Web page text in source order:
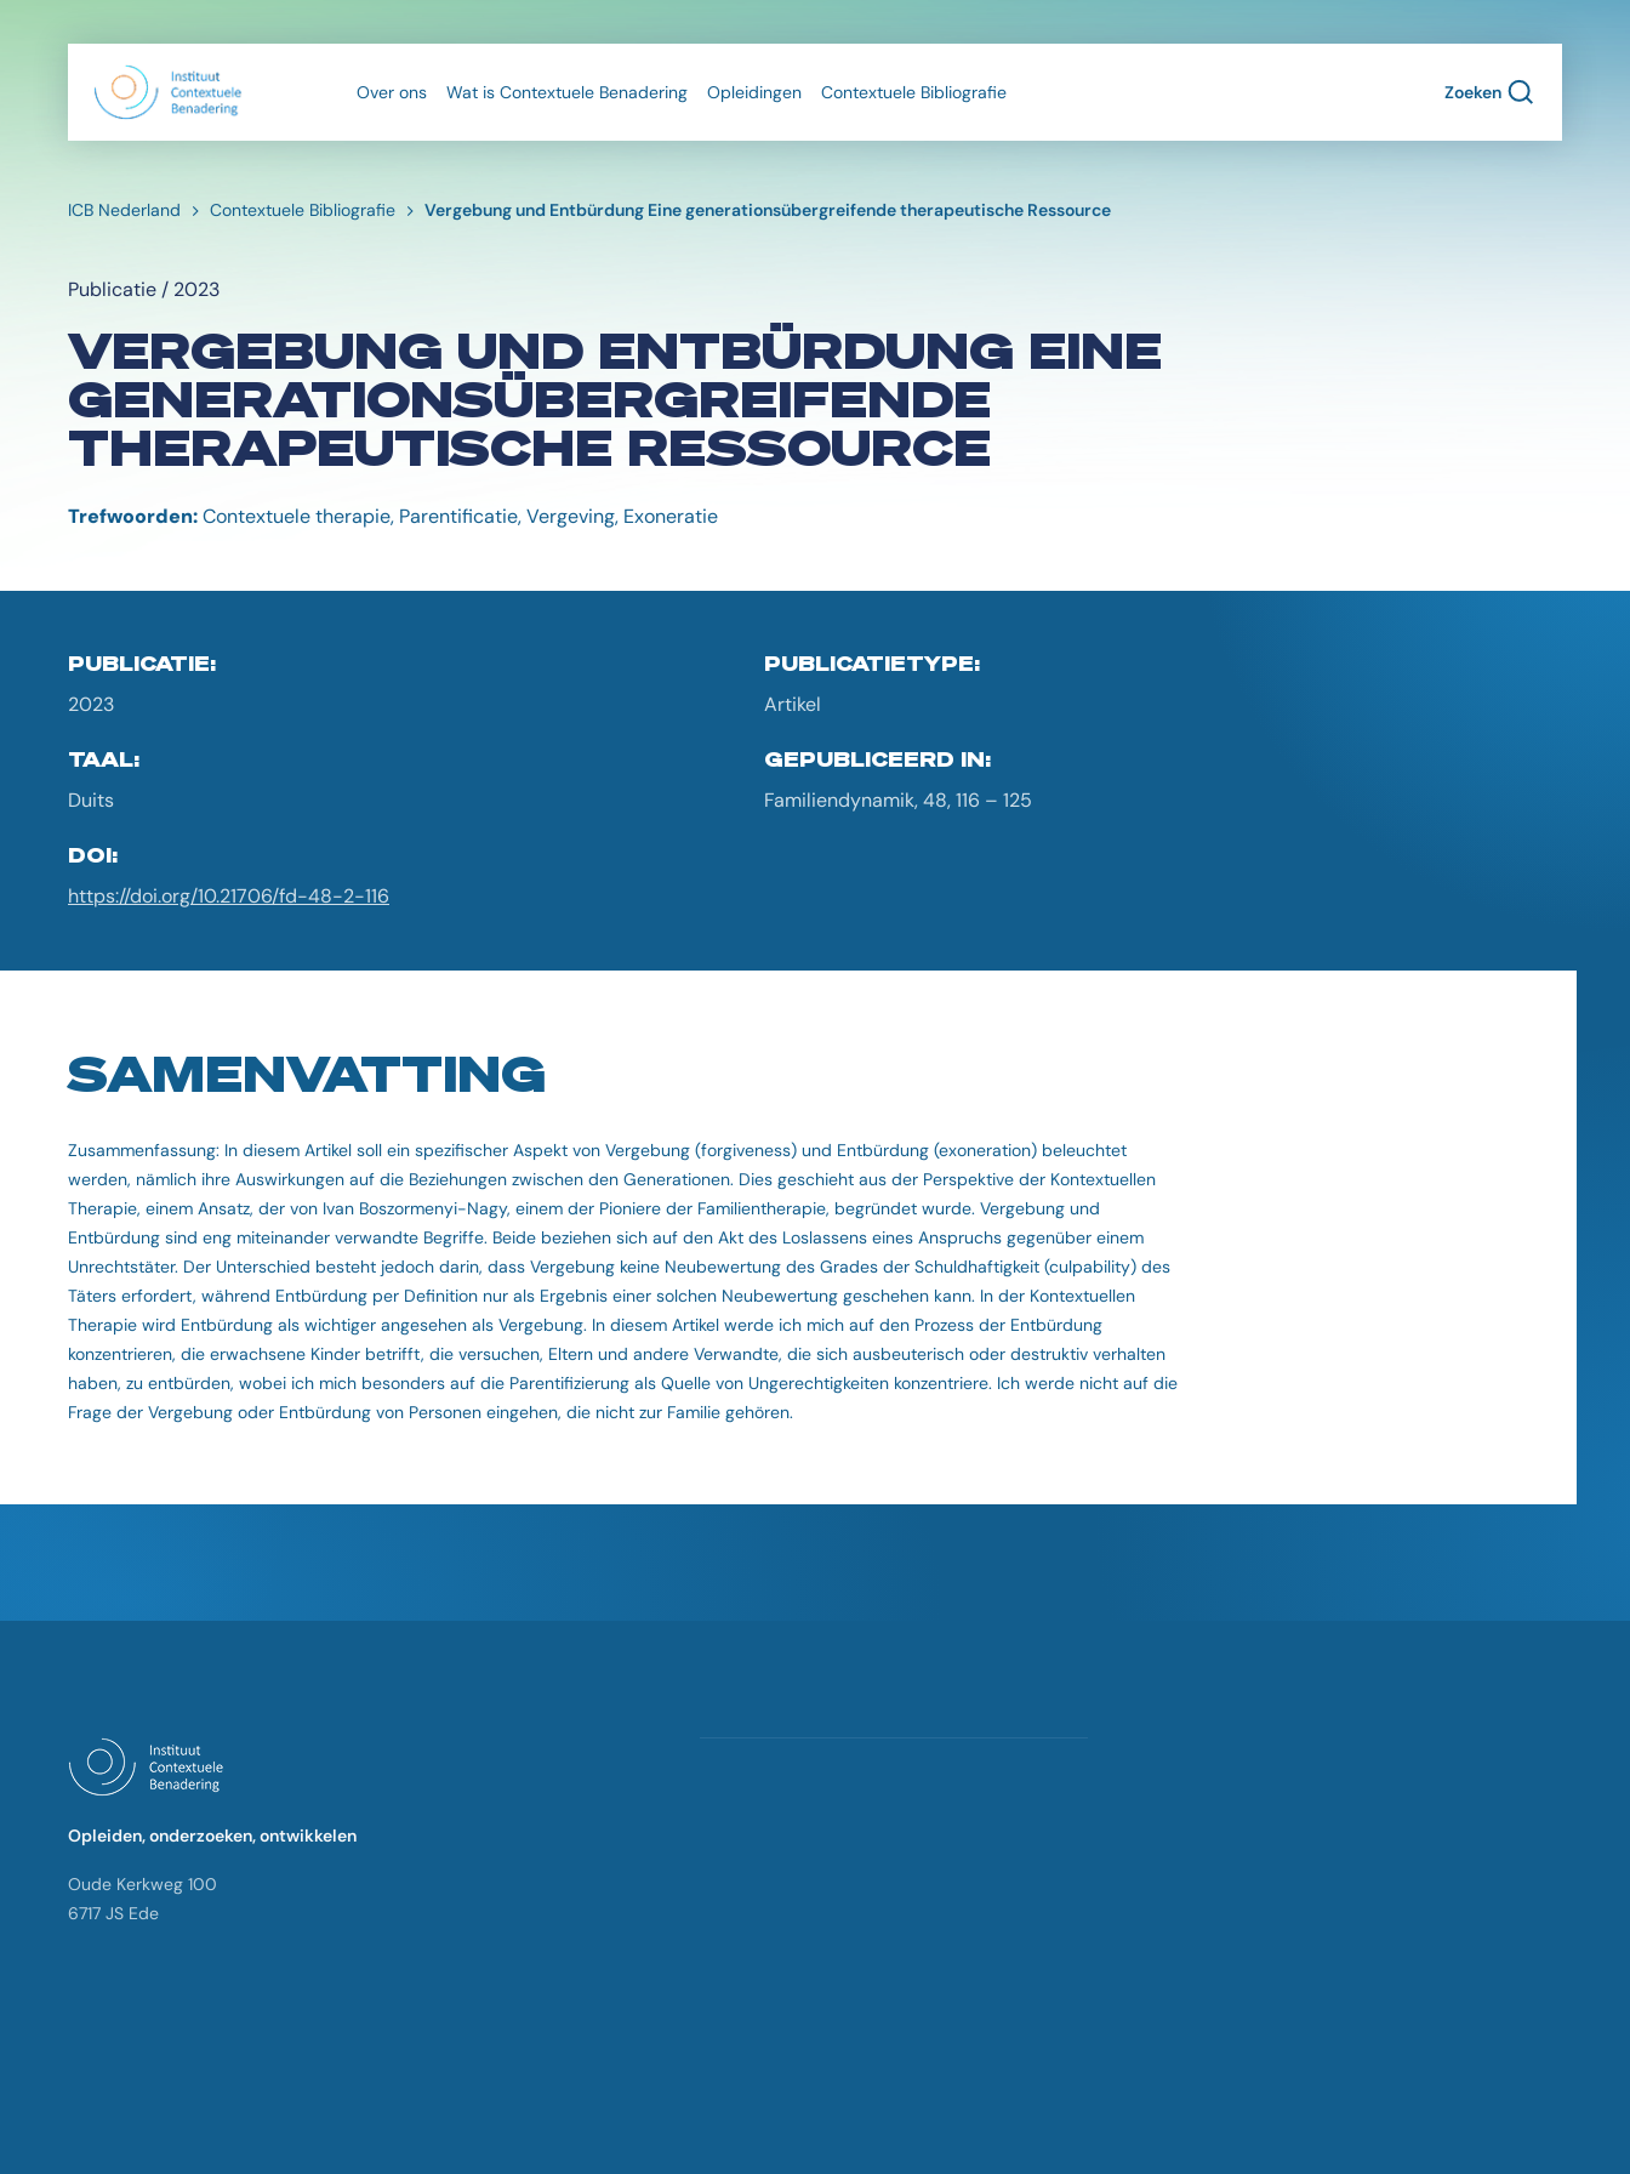
Over ons Wat is Contextuele Benadering Opleidingen Contextuele Bibliografie Zoeken
ICB Nederland Contextuele Bibliografie Vergebung und Entbürdung Eine generationsübergreifende therapeutische Ressource
Publicatie / 2023
VERGEBUNG UND ENTBÜRDUNG EINE
GENERATIONSÜBERGREIFENDE
THERAPEUTISCHE RESSOURCE
Trefwoorden:Contextuele therapie, Parentificatie, Vergeving, Exoneratie
PUBLICATIE:
2023
PUBLICATIETYPE:
Artikel
TAAL:
Duits
GEPUBLICEERD IN:
Familiendynamik, 48, 116 – 125
DOI:
https://doi.org/10.21706/fd-48-2-116
SAMENVATTING
Zusammenfassung: In diesem Artikel soll ein spezifischer Aspekt von Vergebung (forgiveness) und Entbürdung (exoneration) beleuchtet
werden, nämlich ihre Auswirkungen auf die Beziehungen zwischen den Generationen. Dies geschieht aus der Perspektive der Kontextuellen
Therapie, einem Ansatz, der von Ivan Boszormenyi-Nagy, einem der Pioniere der Familientherapie, begründet wurde. Vergebung und
Entbürdung sind eng miteinander verwandte Begriffe. Beide beziehen sich auf den Akt des Loslassens eines Anspruchs gegenüber einem
Unrechtstäter. Der Unterschied besteht jedoch darin, dass Vergebung keine Neubewertung des Grades der Schuldhaftigkeit (culpability) des
Täters erfordert, während Entbürdung per Definition nur als Ergebnis einer solchen Neubewertung geschehen kann. In der Kontextuellen
Therapie wird Entbürdung als wichtiger angesehen als Vergebung. In diesem Artikel werde ich mich auf den Prozess der Entbürdung
konzentrieren, die erwachsene Kinder betrifft, die versuchen, Eltern und andere Verwandte, die sich ausbeuterisch oder destruktiv verhalten
haben, zu entbürden, wobei ich mich besonders auf die Parentifizierung als Quelle von Ungerechtigkeiten konzentriere. Ich werde nicht auf die
Frage der Vergebung oder Entbürdung von Personen eingehen, die nicht zur Familie gehören.
Opleiden, onderzoeken, ontwikkelen
Oude Kerkweg 100
6717 JS Ede